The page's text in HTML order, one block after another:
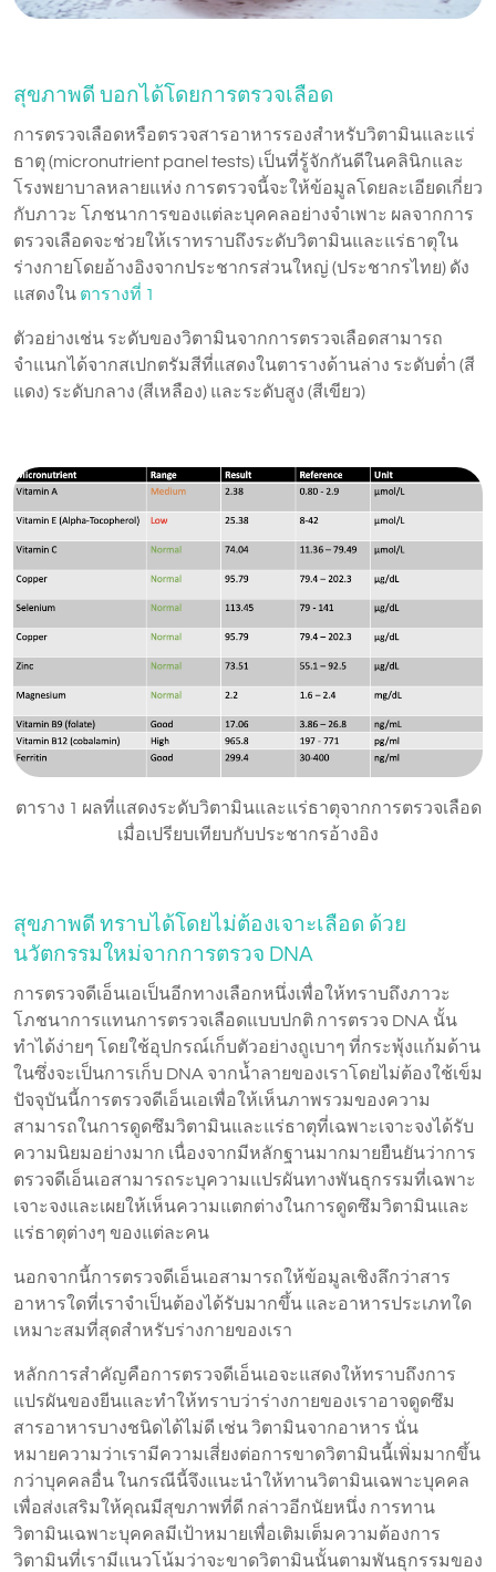
สุขภาพดี บอกได้โดยการตรวจเลือด
การตรวจเลือดหรือตรวจสารอาหารรองสำหรับวิตามินและแร่
ธาตุ (micronutrient panel tests) เป็นที่รู้จักกันดีในคลินิกและ
โรงพยาบาลหลายแห่ง การตรวจนี้จะให้ข้อมูลโดยละเอียดเกี่ยว
กับภาวะ โภชนาการของแต่ละบุคคลอย่างจำเพาะ ผลจากการ
ตรวจเลือดจะช่วยให้เราทราบถึงระดับวิตามินและแร่ธาตุใน
ร่างกายโดยอ้างอิงจากประชากรส่วนใหญ่ (ประชากรไทย) ดัง
แสดงใน ตารางที่ 1
ตัวอย่างเช่น ระดับของวิตามินจากการตรวจเลือดสามารถ
จำแนกได้จากสเปกตรัมสีที่แสดงในตารางด้านล่าง ระดับต่ำ (สี
แดง) ระดับกลาง (สีเหลือง) และระดับสูง (สีเขียว)
ตาราง 1 ผลที่แสดงระดับวิตามินและแร่ธาตุจากการตรวจเลือด
เมื่อเปรียบเทียบกับประชากรอ้างอิง
สุขภาพดี ทราบได้โดยไม่ต้องเจาะเลือด ด้วย
นวัตกรรมใหม่จากการตรวจ DNA
การตรวจดีเอ็นเอเป็นอีกทางเลือกหนึ่งเพื่อให้ทราบถึงภาวะ
โภชนาการแทนการตรวจเลือดแบบปกติ การตรวจ DNA นั้น
ทำได้ง่ายๆ โดยใช้อุปกรณ์เก็บตัวอย่างถูเบาๆ ที่กระพุ้งแก้มด้าน
ในซึ่งจะเป็นการเก็บ DNA จากน้ำลายของเราโดยไม่ต้องใช้เข็ม
ปัจจุบันนี้การตรวจดีเอ็นเอเพื่อให้เห็นภาพรวมของความ
สามารถในการดูดซึมวิตามินและแร่ธาตุที่เฉพาะเจาะจงได้รับ
ความนิยมอย่างมาก เนื่องจากมีหลักฐานมากมายยืนยันว่าการ
ตรวจดีเอ็นเอสามารถระบุความแปรผันทางพันธุกรรมที่เฉพาะ
เจาะจงและเผยให้เห็นความแตกต่างในการดูดซึมวิตามินและ
แร่ธาตุต่างๆ ของแต่ละคน
นอกจากนี้การตรวจดีเอ็นเอสามารถให้ข้อมูลเชิงลึกว่าสาร
อาหารใดที่เราจำเป็นต้องได้รับมากขึ้น และอาหารประเภทใด
เหมาะสมที่สุดสำหรับร่างกายของเรา
หลักการสำคัญคือการตรวจดีเอ็นเอจะแสดงให้ทราบถึงการ
แปรผันของยีนและทำให้ทราบว่าร่างกายของเราอาจดูดซึม
สารอาหารบางชนิดได้ไม่ดี เช่น วิตามินจากอาหาร นั่น
หมายความว่าเรามีความเสี่ยงต่อการขาดวิตามินนี้เพิ่มมากขึ้น
กว่าบุคคลอื่น ในกรณีนี้จึงแนะนำให้ทานวิตามินเฉพาะบุคคล
เพื่อส่งเสริมให้คุณมีสุขภาพที่ดี กล่าวอีกนัยหนึ่ง การทาน
วิตามินเฉพาะบุคคลมีเป้าหมายเพื่อเติมเต็มความต้องการ
วิตามินที่เรามีแนวโน้มว่าจะขาดวิตามินนั้นตามพันธุกรรมของ